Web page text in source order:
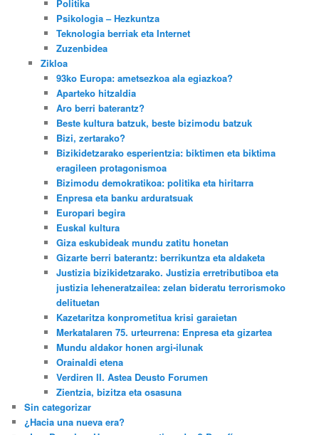
Politika
Psikologia – Hezkuntza
Teknologia berriak eta Internet
Zuzenbidea
Zikloa
93ko Europa: ametsezkoa ala egiazkoa?
Aparteko hitzaldia
Aro berri baterantz?
Beste kultura batzuk, beste bizimodu batzuk
Bizi, zertarako?
Bizikidetzarako esperientzia: biktimen eta biktima
eragileen protagonismoa
Bizimodu demokratikoa: politika eta hiritarra
Enpresa eta banku arduratsuak
Europari begira
Euskal kultura
Giza eskubideak mundu zatitu honetan
Gizarte berri baterantz: berrikuntza eta aldaketa
Justizia bizikidetzarako. Justizia erretributiboa eta
justizia leheneratzailea: zelan bideratu terrorismoko
delituetan
Kazetaritza konprometitua krisi garaietan
Merkatalaren 75. urteurrena: Enpresa eta gizartea
Mundu aldakor honen argi-ilunak
Orainaldi etena
Verdiren II. Astea Deusto Forumen
Zientzia, bizitza eta osasuna
Sin categorizar
¿Hacia una nueva era?